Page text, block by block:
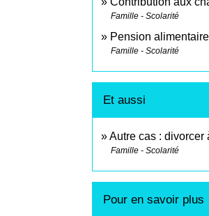
Famille - Scolarité
Pension
Famille - Scolarité
Et aussi
Autre cas : divorcer
Famille - Scolarité
Pour en savoir plus